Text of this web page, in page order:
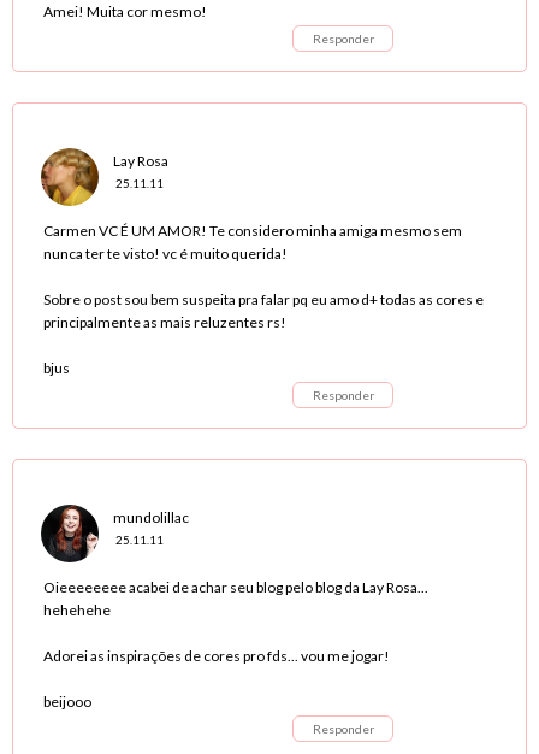
Amei! Muita cor mesmo!
Responder
Lay Rosa
25.11.11
Carmen VC É UM AMOR! Te considero minha amiga mesmo sem
nunca ter te visto! vc é muito querida!
Sobre o post sou bem suspeita pra falar pq eu amo d+ todas as cores e
principalmente as mais reluzentes rs!
bjus
Responder
mundolillac
25.11.11
Oieeeeeeee acabei de achar seu blog pelo blog da Lay Rosa...
hehehehe
Adorei as inspirações de cores pro fds... vou me jogar!
beijooo
Responder